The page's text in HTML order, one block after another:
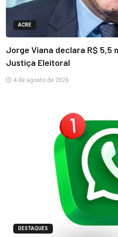
ACRE
Jorge Viana declara R$ 5,5
Justiça Eleitoral
4 de agosto de 2026
DESTAQUES